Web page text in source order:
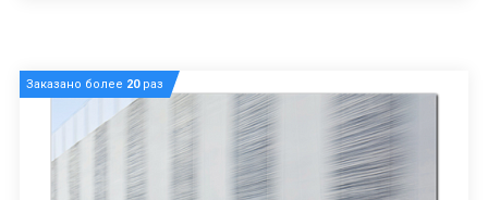
Заказано более 20раз